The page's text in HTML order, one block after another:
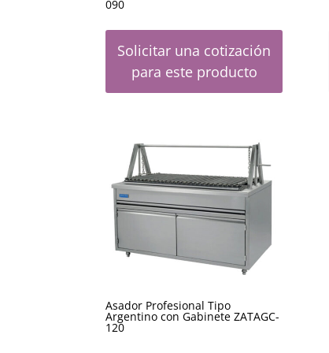
090
Solicitar una cotización
para este producto
Asador Profesional Tipo
Argentino con Gabinete ZATAGC-
120